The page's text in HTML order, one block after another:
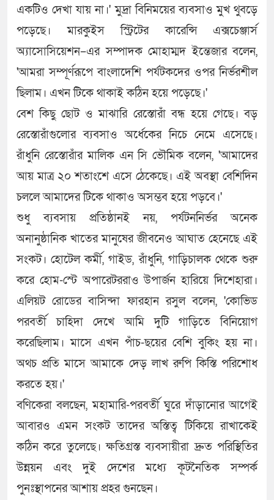
একটিও দেখা যায় না।' মুদ্রা বিনিময়ের ব্যবসাও মুখ থুবড়ে
পড়েছে। মারকুইস স্ট্রিটের কারেন্সি এক্সচেঞ্জার্স
অ্যাসোসিয়েশন–এর সম্পাদক মোহাম্মদ ইন্তেজার বলেন,
'আমরা সম্পূর্ণরূপে বাংলাদেশি পর্যটকদের ওপর নির্ভরশীল
ছিলাম। এখন টিকে থাকাই কঠিন হয়ে পড়েছে।'
বেশ কিছু ছোট ও মাঝারি রেস্তোরাঁ বন্ধ হয়ে গেছে। বড়
রেস্তোরাঁগুলোর ব্যবসাও অর্ধেকের নিচে নেমে এসেছে।
রাঁধুনি রেস্তোরাঁর মালিক এন সি ভৌমিক বলেন, 'আমাদের
আয় মাত্র ২০ শতাংশে এসে ঠেকেছে। এই অবস্থা বেশিদিন
চললে আমাদের টিকে থাকাও অসম্ভব হয়ে পড়বে।'
শুধু ব্যবসায় প্রতিষ্ঠানই নয়, পর্যটননির্ভর অনেক
অনানুষ্ঠানিক খাতের মানুষের জীবনেও আঘাত হেনেছে এই
সংকট। হোটেল কর্মী, গাইড, রাঁধুনি, গাড়িচালক থেকে শুরু
করে হোম-স্টে অপারেটররাও উপার্জন হারিয়ে দিশেহারা।
এলিয়ট রোডের বাসিন্দা ফারহান রসুল বলেন, 'কোভিড
পরবর্তী চাহিদা দেখে আমি দুটি গাড়িতে বিনিয়োগ
করেছিলাম। মাসে এখন পাঁচ-ছয়ের বেশি বুকিং হয় না।
অথচ প্রতি মাসে আমাকে দেড় লাখ রুপি কিস্তি পরিশোধ
করতে হয়।'
বণিকেরা বলছেন, মহামারি-পরবর্তী ঘুরে দাঁড়ানোর আগেই
আবারও এমন সংকট তাদের অস্তিত্ব টিকিয়ে রাখাকেই
কঠিন করে তুলেছে। ক্ষতিগ্রস্ত ব্যবসায়ীরা দ্রুত পরিস্থিতির
উন্নয়ন এবং দুই দেশের মধ্যে কূটনৈতিক সম্পর্ক
পুনঃস্থাপনের আশায় প্রহর গুনছেন।